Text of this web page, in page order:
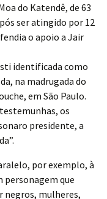
do Katendê, de 63
ser atingido por 12
o apoio a Jair
identificada como
na madrugada do
em São Paulo.
os
presidente, a
por exemplo, à
personagem que
negros, mulheres,